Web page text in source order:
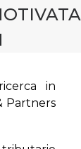
in
Partners